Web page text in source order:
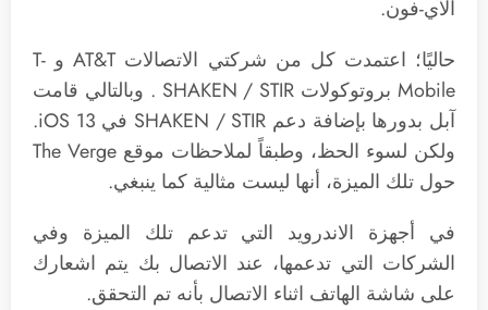
الآي-فون.
حاليًا؛ اعتمدت كل من شركتي الاتصالات AT&T و T-
Mobile بروتوكولات SHAKEN / STIR . وبالتالي قامت
آبل بدورها بإضافة دعم SHAKEN / STIR في iOS 13.
ولكن لسوء الحظ، وطبقاً لملاحظات موقع The Verge
حول تلك الميزة، أنها ليست مثالية كما ينبغي.
في أجهزة الاندرويد التي تدعم تلك الميزة وفي
الشركات التي تدعمها، عند الاتصال بك يتم اشعارك
على شاشة الهاتف اثناء الاتصال بأنه تم التحقق.